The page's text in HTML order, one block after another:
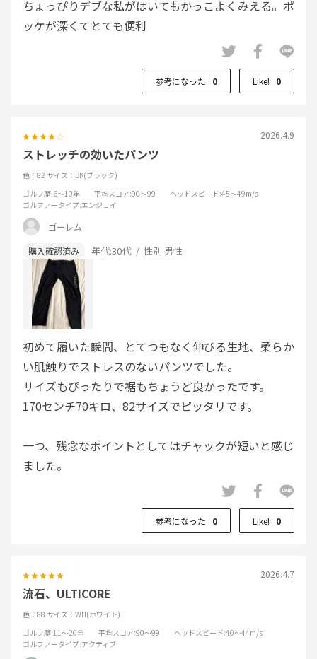
ちょっぴりデブな私がはいてもかっこよくみえる。ポ
ッケが深くてとても便利
参考になった 0 Like! 0
2026.4.9
ストレッチの効いたパンツ
色：82 サイズ：BK(ブラック)
ゴルフ歴:6～10年 平均スコア:90～99 ヘッドスピード:45～49m/s
ゴルファータイプ:エンジョイ
ゴーレム
年代:30代 性別:男性
初めて履いた瞬間、とてつもなく伸びる生地、柔らか
い肌触りでストレスのないパンツでした。
サイズもぴったりで裾もちょうど良かったです。
170センチ70キロ、82サイズでピッタリです。
一つ、残念なポイントとしてはチャックが短いと感じ
ました。
参考になった 0 Like! 0
2026.4.7
流石、ULTICORE
色：88 サイズ：WH(ホワイト)
ゴルフ歴:11～20年 平均スコア:90～99 ヘッドスピード:40～44m/s
ゴルファータイプ:アクティブ